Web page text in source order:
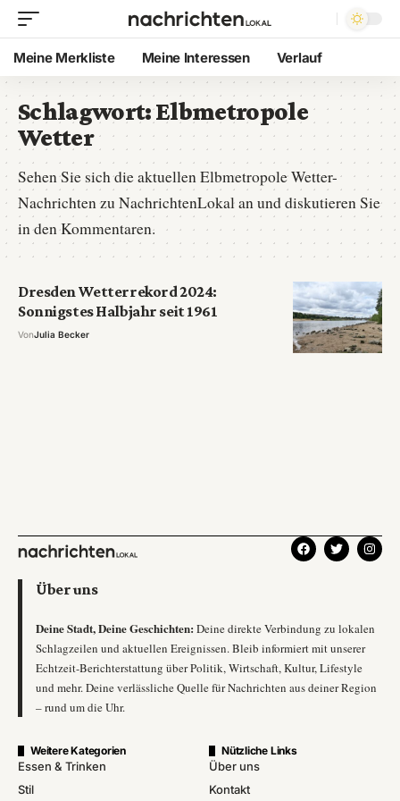
Meine Merkliste Meine Interessen Verlauf
Schlagwort:Elbmetropole
Wetter
Sehen Sie sich die aktuellen Elbmetropole Wetter-
Nachrichten zu NachrichtenLokal an und diskutieren Sie
in den Kommentaren.
Dresden Wetterrekord 2024:
Sonnigstes Halbjahr seit 1961
VonJulia Becker
Über uns
Deine Stadt, Deine Geschichten: Deine direkte Verbindung zu lokalen
Schlagzeilen und aktuellen Ereignissen. Bleib informiert mit unserer
Echtzeit-Berichterstattung über Politik, Wirtschaft, Kultur, Lifestyle
und mehr. Deine verlässliche Quelle für Nachrichten aus deiner Region
– rund um die Uhr.
Weitere Kategorien
Essen & Trinken
Stil
Nützliche Links
Über uns
Kontakt